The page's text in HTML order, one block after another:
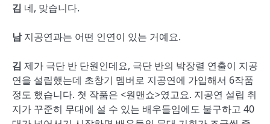
김 네, 맞습니다.
남지공연과는 어떤 인연이 있는 거예요.
김 제가 극단 반 단원인데요, 극단 반의 박장렬 연출이 지공
연을 설립했는데 초창기 멤버로 지공연에 가입해서 6작품
정도 했습니다. 첫 작품은 <원맨쇼>였고요. 지공연 설립 취
지가 꾸준히 무대에 설 수 있는 배우들임에도 불구하고 40